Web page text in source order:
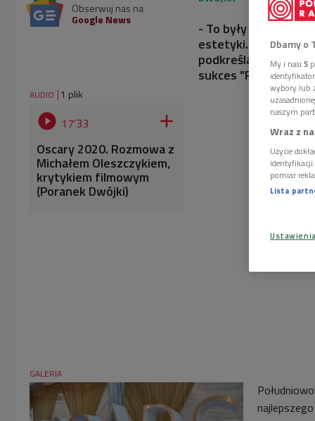
Obserwuj nas na
Google News
- To były lata
estetyki. I dzisiaj ta
podkreślał w
sukces "Parasite" w
AUDIO 1 plik
 17'33 
Oscary 2020. Rozmowa z
Michałem Oleszczykiem,
krytykiem filmowym
(Poranek Dwójki)
GALERIA
Dbamy o
My i nasi 5
wybory lub
naszym
Wraz z
Użycie
pomiar
Lista